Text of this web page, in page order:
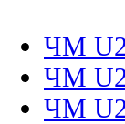
ЧМ
ЧМ
ЧМ